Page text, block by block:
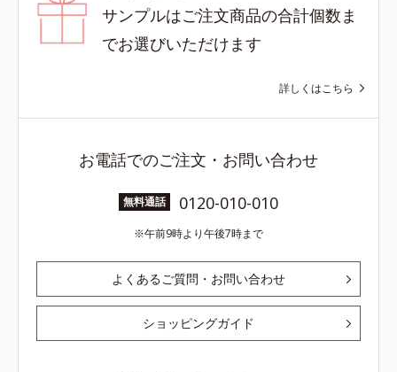
サンプルはご注文商品の合計個数ま
でお選びいただけます
詳しくはこちら
お電話でのご注文・お問い合わせ
無料通話 0120-010-010
午前9時より午後7時まで
よくあるご質問・お問い合わせ
ショッピングガイド